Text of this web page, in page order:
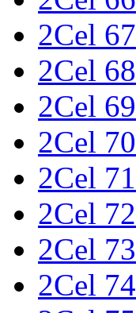
2Cel 67
2Cel 68
2Cel 69
2Cel 70
2Cel 71
2Cel 72
2Cel 73
2Cel 74